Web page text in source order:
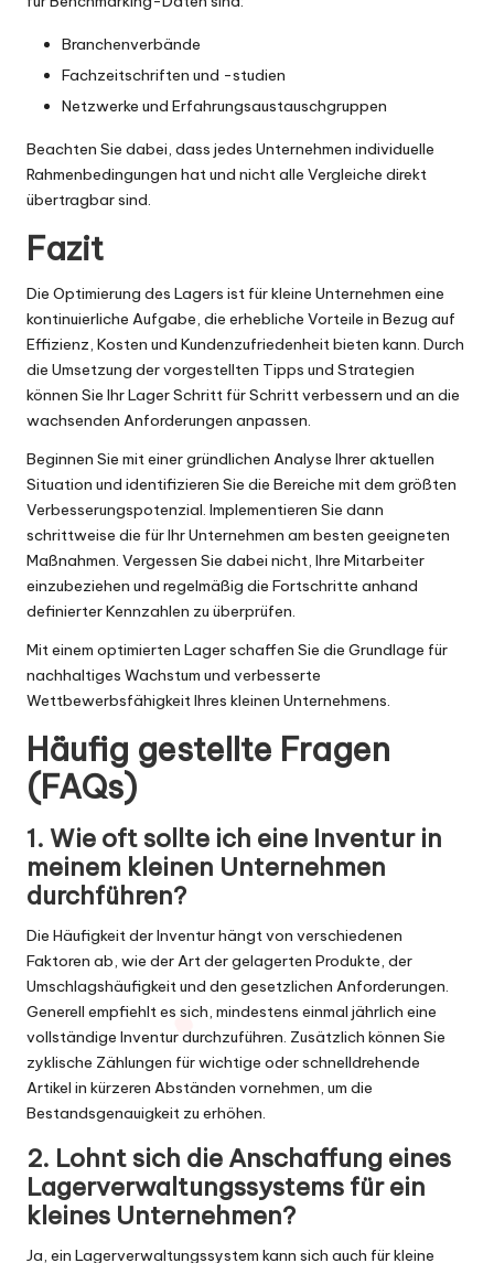
Branchenverbände
Fachzeitschriften und -studien
Netzwerke und Erfahrungsaustauschgruppen
Beachten Sie dabei, dass jedes Unternehmen individuelle
Rahmenbedingungen hat und nicht alle Vergleiche direkt
übertragbar sind.
Fazit
Die Optimierung des Lagers ist für kleine Unternehmen eine
kontinuierliche Aufgabe, die erhebliche Vorteile in Bezug auf
Effizienz, Kosten und Kundenzufriedenheit bieten kann. Durch
die Umsetzung der vorgestellten Tipps und Strategien
können Sie Ihr Lager Schritt für Schritt verbessern und an die
wachsenden Anforderungen anpassen.
Beginnen Sie mit einer gründlichen Analyse Ihrer aktuellen
Situation und identifizieren Sie die Bereiche mit dem größten
Verbesserungspotenzial. Implementieren Sie dann
schrittweise die für Ihr Unternehmen am besten geeigneten
Maßnahmen. Vergessen Sie dabei nicht, Ihre Mitarbeiter
einzubeziehen und regelmäßig die Fortschritte anhand
definierter Kennzahlen zu überprüfen.
Mit einem optimierten Lager schaffen Sie die Grundlage für
nachhaltiges Wachstum und verbesserte
Wettbewerbsfähigkeit Ihres kleinen Unternehmens.
Häufig gestellte Fragen
(FAQs)
1. Wie oft sollte ich eine Inventur in
meinem kleinen Unternehmen
durchführen?
Die Häufigkeit der Inventur hängt von verschiedenen
Faktoren ab, wie der Art der gelagerten Produkte, der
Umschlagshäufigkeit und den gesetzlichen Anforderungen.
Generell empfiehlt es sich, mindestens einmal jährlich eine
vollständige Inventur durchzuführen. Zusätzlich können Sie
zyklische Zählungen für wichtige oder schnelldrehende
Artikel in kürzeren Abständen vornehmen, um die
Bestandsgenauigkeit zu erhöhen.
2. Lohnt sich die Anschaffung eines
Lagerverwaltungssystems für ein
kleines Unternehmen?
Ja, ein Lagerverwaltungssystem kann sich auch für kleine